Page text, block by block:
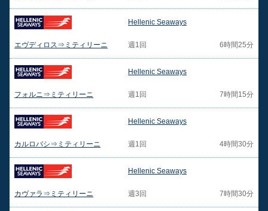
Hellenic Seaways
エヴディロス⇒ミティリーニ 週1回 6時間25分
Hellenic Seaways
フォルニ⇒ミティリーニ 週1回 7時間15分
Hellenic Seaways
カルロバシ⇒ミティリーニ 週1回 4時間30分
Hellenic Seaways
カヴァラ⇒ミティリーニ 週3回 7時間30分